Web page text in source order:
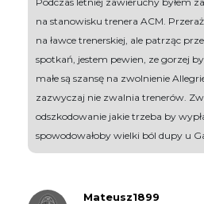
na stanowisku trenera ACM.
na ławce trenerskiej, ale patrząc
spotkań, jestem pewien, ze gorzej
małe są szansę na zwolnienie
zazwyczaj nie zwalnia trenerów.
odszkodowanie jakie trzeba by
spowodowałoby wielki ból dupy u
Mateusz1899